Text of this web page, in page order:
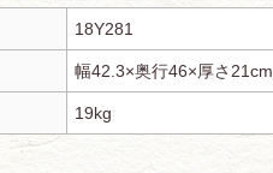
18Y281
幅42.3×奥行46×厚さ21cm
19kg